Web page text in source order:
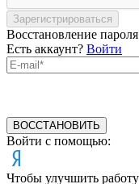
Зарегистрироваться
Восстановление пароля
Есть аккаунт? Войти
ВОССТАНОВИТЬ
Войти с помощью:
Чтобы улучшить работу